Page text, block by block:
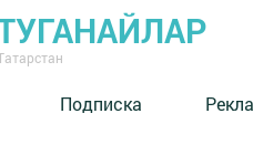
Подписка